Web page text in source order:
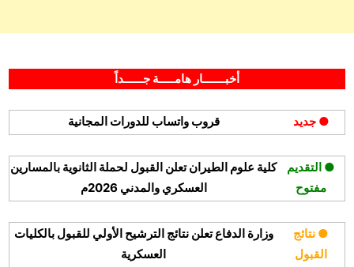
جامعة
الملك
خالد
الدراسات
العليا
الجامعي
أخبـــــــار هامـــــة جــــــداً
● جديد قروب واتساب للدورات المجانية
● التقديم
مفتوح
كلية علوم الطيران تعلن القبول لحملة الثانوية بالمسارين
العسكري والمدني 2026م
● نتائج
القبول
وزارة الدفاع تعلن نتائج الترشيح الأولي للقبول بالكليات
العسكرية